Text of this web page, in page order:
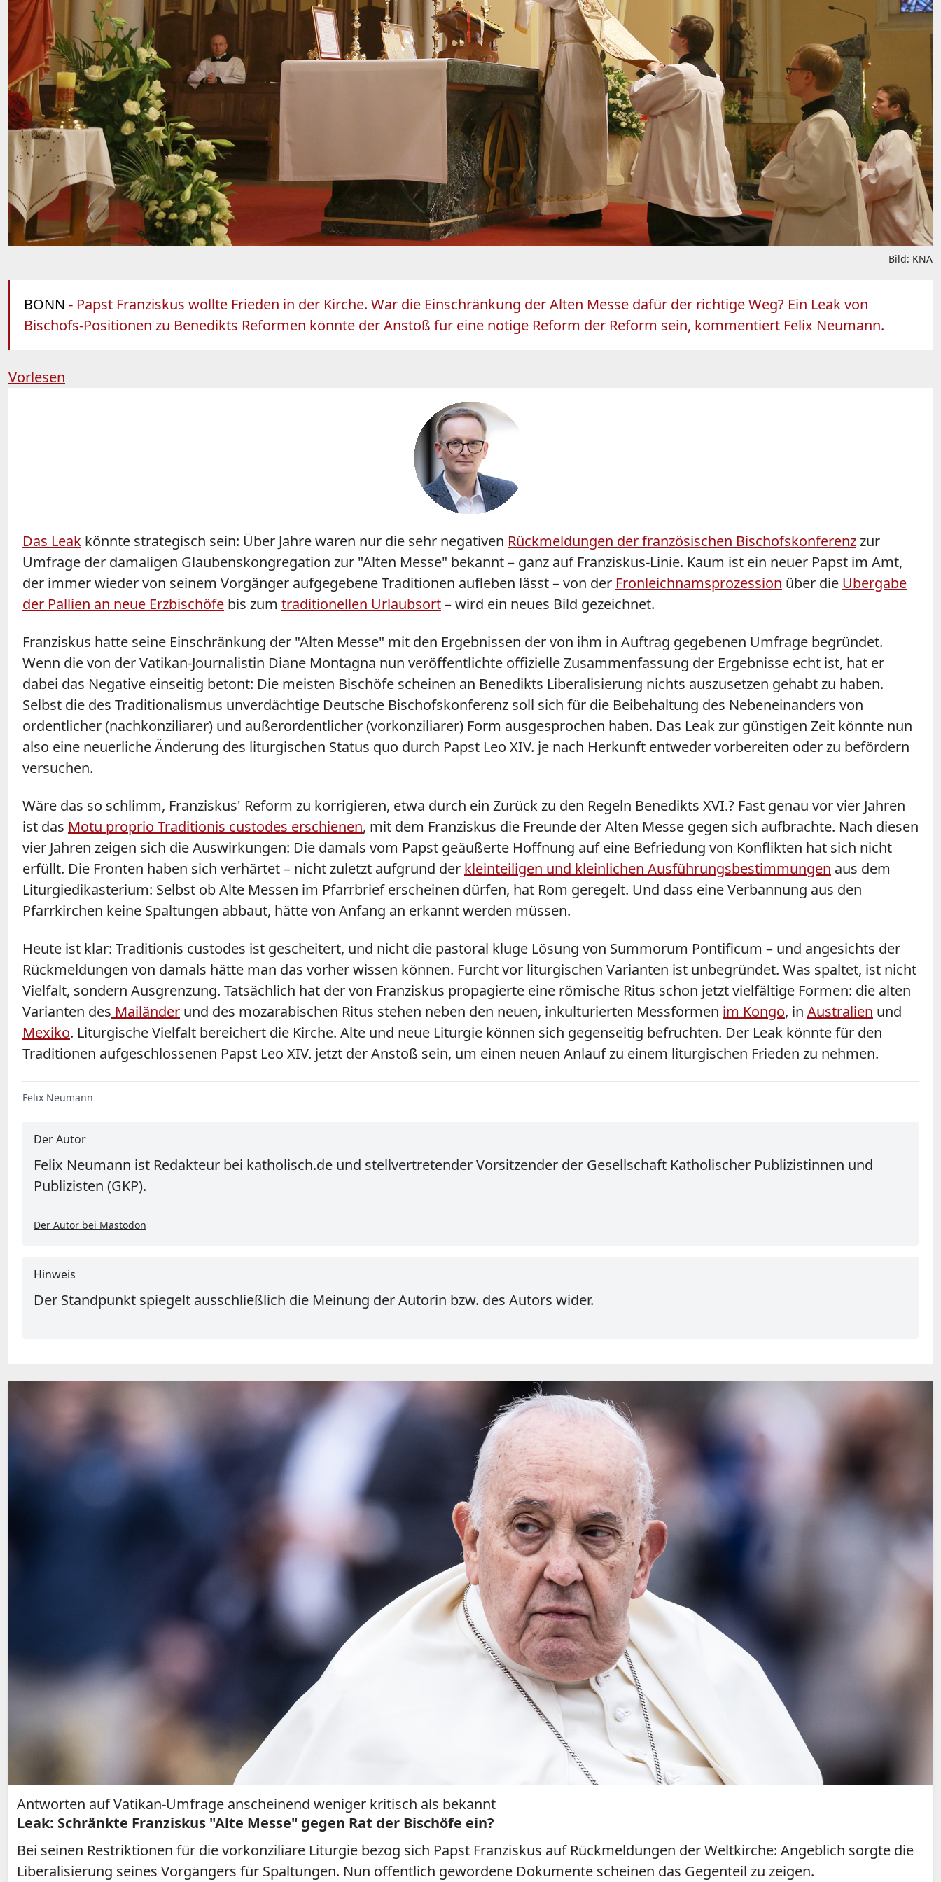
Bild: KNA
BONN - Papst Franziskus wollte Frieden in der Kirche. War die Einschränkung der Alten Messe dafür der richtige Weg? Ein Leak von
Bischofs-Positionen zu Benedikts Reformen könnte der Anstoß für eine nötige Reform der Reform sein, kommentiert Felix Neumann.
Vorlesen
Das Leak könnte strategisch sein: Über Jahre waren nur die sehr negativen Rückmeldungen der französischen Bischofskonferenzzur
Umfrage der damaligen Glaubenskongregation zur "Alten Messe" bekannt – ganz auf Franziskus-Linie. Kaum ist ein neuer Papst im Amt,
der immer wieder von seinem Vorgänger aufgegebene Traditionen aufleben lässt – von der Fronleichnamsprozession über die Übergabe
der Pallien an neue Erzbischöfe bis zum traditionellen Urlaubsort– wird ein neues Bild gezeichnet.
Franziskus hatte seine Einschränkung der "Alten Messe" mit den Ergebnissen der von ihm in Auftrag gegebenen Umfrage begründet.
Wenn die von der Vatikan-Journalistin Diane Montagna nun veröffentlichte offizielle Zusammenfassung der Ergebnisse echt ist, hat er
dabei das Negative einseitig betont: Die meisten Bischöfe scheinen an Benedikts Liberalisierung nichts auszusetzen gehabt zu haben.
Selbst die des Traditionalismus unverdächtige Deutsche Bischofskonferenz soll sich für die Beibehaltung des Nebeneinanders von
ordentlicher (nachkonziliarer) und außerordentlicher (vorkonziliarer) Form ausgesprochen haben. Das Leak zur günstigen Zeit könnte nun
also eine neuerliche Änderung des liturgischen Status quo durch Papst Leo XIV. je nach Herkunft entweder vorbereiten oder zu befördern
versuchen.
Wäre das so schlimm, Franziskus' Reform zu korrigieren, etwa durch ein Zurück zu den Regeln Benedikts XVI.? Fast genau vor vier Jahren
ist das Motu proprio Traditionis custodes erschienen, mit dem Franziskus die Freunde der Alten Messe gegen sich aufbrachte. Nach diesen
vier Jahren zeigen sich die Auswirkungen: Die damals vom Papst geäußerte Hoffnung auf eine Befriedung von Konflikten hat sich nicht
erfüllt. Die Fronten haben sich verhärtet – nicht zuletzt aufgrund der kleinteiligen und kleinlichen Ausführungsbestimmungen aus dem
Liturgiedikasterium: Selbst ob Alte Messen im Pfarrbrief erscheinen dürfen, hat Rom geregelt. Und dass eine Verbannung aus den
Pfarrkirchen keine Spaltungen abbaut, hätte von Anfang an erkannt werden müssen.
Heute ist klar: Traditionis custodes ist gescheitert, und nicht die pastoral kluge Lösung von Summorum Pontificum – und angesichts der
Rückmeldungen von damals hätte man das vorher wissen können. Furcht vor liturgischen Varianten ist unbegründet. Was spaltet, ist nicht
Vielfalt, sondern Ausgrenzung. Tatsächlich hat der von Franziskus propagierte eine römische Ritus schon jetzt vielfältige Formen: die alten
Varianten des Mailänder und des mozarabischen Ritus stehen neben den neuen, inkulturierten Messformen im Kongo, in Australien und
Mexiko. Liturgische Vielfalt bereichert die Kirche. Alte und neue Liturgie können sich gegenseitig befruchten. Der Leak könnte für den
Traditionen aufgeschlossenen Papst Leo XIV. jetzt der Anstoß sein, um einen neuen Anlauf zu einem liturgischen Frieden zu nehmen.
Felix Neumann
Der Autor
Felix Neumann ist Redakteur bei katholisch.de und stellvertretender Vorsitzender der Gesellschaft Katholischer Publizistinnen und
Publizisten (GKP).
Der Autor bei Mastodon
Hinweis
Der Standpunkt spiegelt ausschließlich die Meinung der Autorin bzw. des Autors wider.
Antworten auf Vatikan-Umfrage anscheinend weniger kritisch als bekannt
Leak: Schränkte Franziskus "Alte Messe" gegen Rat der Bischöfe ein?
Bei seinen Restriktionen für die vorkonziliare Liturgie bezog sich Papst Franziskus auf Rückmeldungen der Weltkirche: Angeblich sorgte die
Liberalisierung seines Vorgängers für Spaltungen. Nun öffentlich gewordene Dokumente scheinen das Gegenteil zu zeigen.